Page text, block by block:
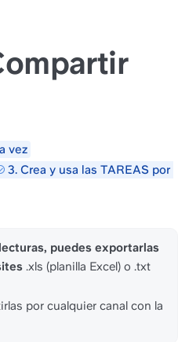
vez
3. Crea y usa las TAREAS por
puedes exportarlas
.xls (planilla Excel) o .txt
por cualquier canal con la